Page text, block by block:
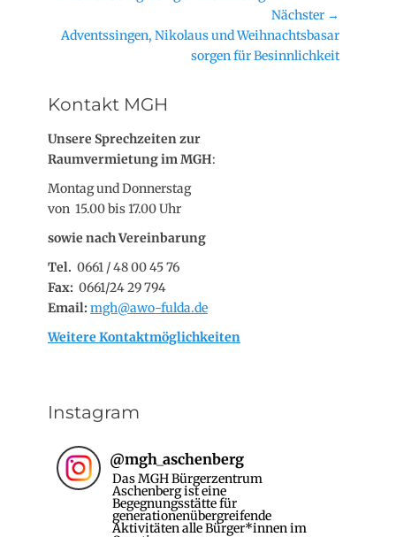
Nächster →
Nächster
Adventssingen, Nikolaus und Weihnachtsbasar
sorgen für Besinnlichkeit
Kontakt MGH
Unsere Sprechzeiten zur
Raumvermietung im MGH:
Montag und Donnerstag
von 15.00 bis 17.00 Uhr
sowie nach Vereinbarung
Tel. 0661 / 48 00 45 76
Fax: 0661/24 29 794
Email: mgh@awo-fulda.de
Weitere Kontaktmöglichkeiten
Instagram
@mgh_aschenberg
Das MGH Bürgerzentrum
Aschenberg ist eine
Begegnungsstätte für
generationenübergreifende
Aktivitäten alle Bürger*innen im